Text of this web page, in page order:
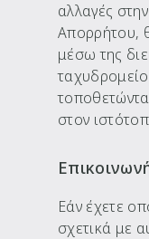
αλλαγές
Απορρήτου,
μέσω της
στον
Εάν έχετε
σχετικά με